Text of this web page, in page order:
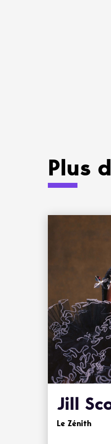
Plus
Jill
Le Zénith